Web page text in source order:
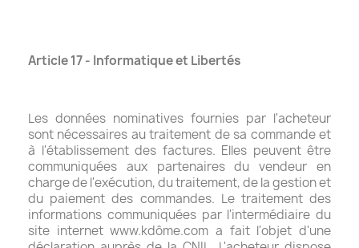
Article 17 - Informatique et Libertés
Les données nominatives fournies par l'acheteur
sont nécessaires au traitement de sa commande et
à l'établissement des factures. Elles peuvent être
communiquées aux partenaires du vendeur en
charge de l'exécution, du traitement, de la gestion et
du paiement des commandes. Le traitement des
informations communiquées par l'intermédiaire du
site internet www.kdôme.com a fait l'objet d'une